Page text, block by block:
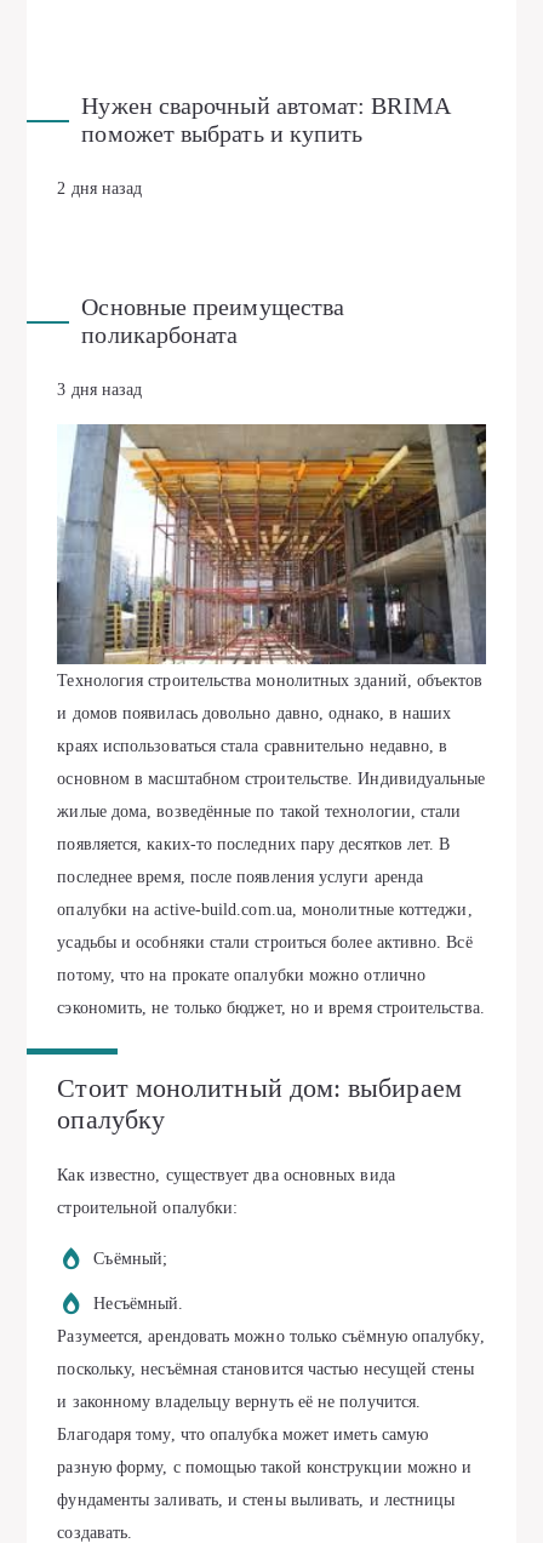
Нужен сварочный автомат: BRIMA
поможет выбрать и купить
2 дня назад
Основные преимущества
поликарбоната
3 дня назад
Технология строительства монолитных зданий, объектов
и домов появилась довольно давно, однако, в наших
краях использоваться стала сравнительно недавно, в
основном в масштабном строительстве. Индивидуальные
жилые дома, возведённые по такой технологии, стали
появляется, каких-то последних пару десятков лет. В
последнее время, после появления услуги аренда
опалубки на active-build.com.ua, монолитные коттеджи,
усадьбы и особняки стали строиться более активно. Всё
потому, что на прокате опалубки можно отлично
сэкономить, не только бюджет, но и время строительства.
Стоит монолитный дом: выбираем
опалубку
Как известно, существует два основных вида
строительной опалубки:
Съёмный;
Несъёмный.
Разумеется, арендовать можно только съёмную опалубку,
поскольку, несъёмная становится частью несущей стены
и законному владельцу вернуть её не получится.
Благодаря тому, что опалубка может иметь самую
разную форму, с помощью такой конструкции можно и
фундаменты заливать, и стены выливать, и лестницы
создавать.